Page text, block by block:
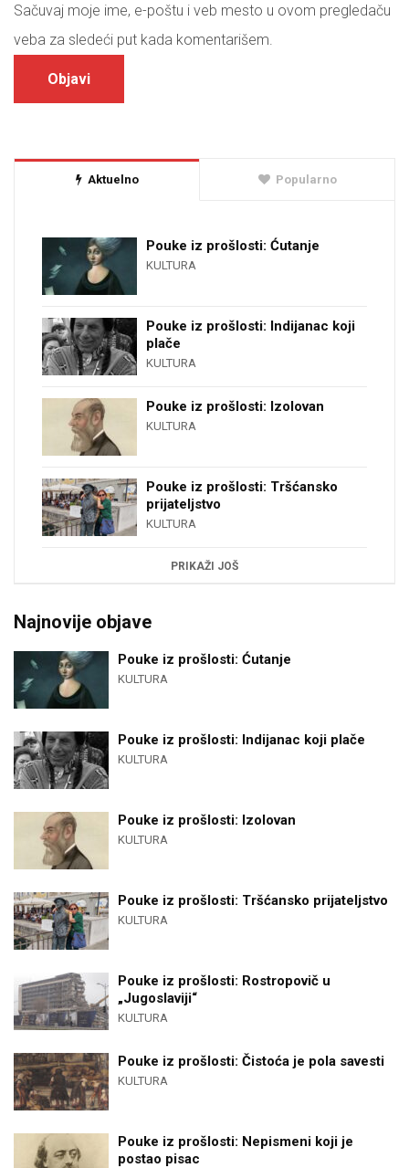
Sačuvaj moje ime, e-poštu i veb mesto u ovom pregledaču
veba za sledeći put kada komentarišem.
Aktuelno Popularno
Pouke iz prošlosti: Ćutanje
KULTURA
Pouke iz prošlosti: Indijanac koji
plače
KULTURA
Pouke iz prošlosti: Izolovan
KULTURA
Pouke iz prošlosti: Tršćansko
prijateljstvo
KULTURA
PRIKAŽI JOŠ
Najnovije objave
Pouke iz prošlosti: Ćutanje
KULTURA
Pouke iz prošlosti: Indijanac koji plače
KULTURA
Pouke iz prošlosti: Izolovan
KULTURA
Pouke iz prošlosti: Tršćansko prijateljstvo
KULTURA
Pouke iz prošlosti: Rostropovič u
„Jugoslaviji“
KULTURA
Pouke iz prošlosti: Čistoća je pola savesti
KULTURA
Pouke iz prošlosti: Nepismeni koji je
postao pisac